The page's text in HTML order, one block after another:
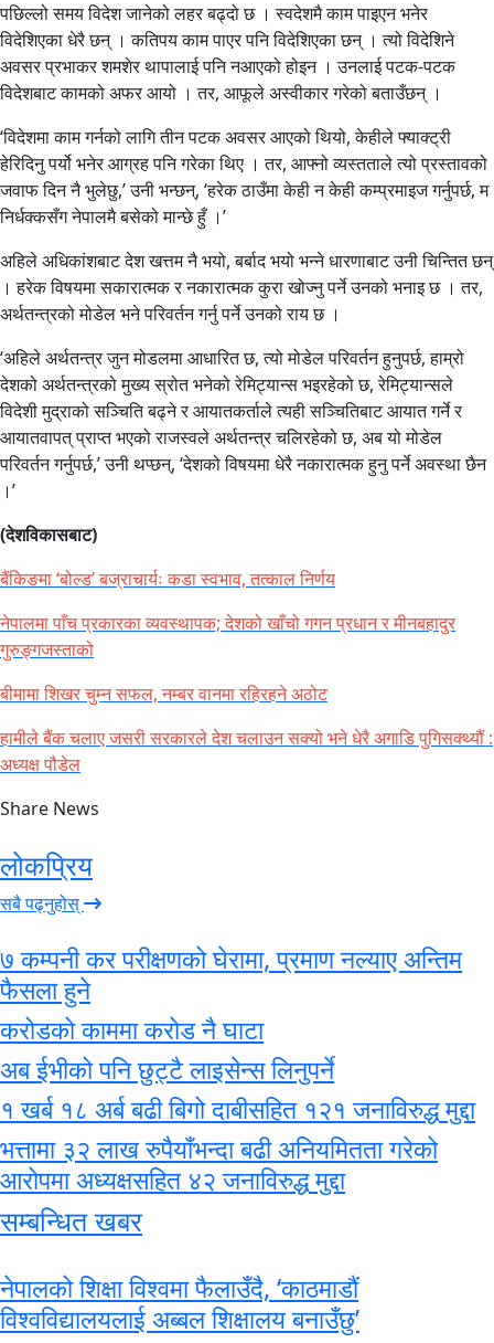
पछिल्लो समय विदेश जानेको लहर बढ्दो छ । स्वदेशमै काम पाइएन भनेर
विदेशिएका धेरै छन् । कतिपय काम पाएर पनि विदेशिएका छन् । त्यो विदेशिने
अवसर प्रभाकर शमशेर थापालाई पनि नआएको होइन । उनलाई पटक-पटक
विदेशबाट कामको अफर आयो । तर, आफूले अस्वीकार गरेको बताउँछन् ।
‘विदेशमा काम गर्नको लागि तीन पटक अवसर आएको थियो, केहीले फ्याक्ट्री
हेरिदिनु पर्यो भनेर आग्रह पनि गरेका थिए । तर, आफ्नो व्यस्तताले त्यो प्रस्तावको
जवाफ दिन नै भुलेछु,’ उनी भन्छन्, ‘हरेक ठाउँमा केही न केही कम्प्रमाइज गर्नुपर्छ, म
निर्धक्कसँग नेपालमै बसेको मान्छे हुँ ।’
अहिले अधिकांशबाट देश खत्तम नै भयो, बर्बाद भयो भन्ने धारणाबाट उनी चिन्तित छन्
। हरेक विषयमा सकारात्मक र नकारात्मक कुरा खोज्नु पर्ने उनको भनाइ छ । तर,
अर्थतन्त्रको मोडेल भने परिवर्तन गर्नु पर्ने उनको राय छ ।
‘अहिले अर्थतन्त्र जुन मोडलमा आधारित छ, त्यो मोडेल परिवर्तन हुनुपर्छ, हाम्रो
देशको अर्थतन्त्रको मुख्य स्रोत भनेको रेमिट्यान्स भइरहेको छ, रेमिट्यान्सले
विदेशी मुद्राको सञ्चिति बढ्ने र आयातकर्ताले त्यही सञ्चितिबाट आयात गर्ने र
आयातवापत् प्राप्त भएको राजस्वले अर्थतन्त्र चलिरहेको छ, अब यो मोडेल
परिवर्तन गर्नुपर्छ,’ उनी थप्छन्, ‘देशको विषयमा धेरै नकारात्मक हुनु पर्ने अवस्था छैन
।’
(देशविकासबाट)
बैंकिङमा ‘बोल्ड’ बज्राचार्यः कडा स्वभाव, तत्काल निर्णय
नेपालमा पाँच प्रकारका व्यवस्थापक; देशको खाँचो गगन प्रधान र मीनबहादुर
गुरुङ्गजस्ताको
बीमामा शिखर चुम्न सफल, नम्बर वानमा रहिरहने अठोट
हामीले बैंक चलाए जसरी सरकारले देश चलाउन सक्यो भने धेरै अगाडि पुगिसक्थ्यौं :
अध्यक्ष पौडेल
Share News
लोकप्रिय
सबै पढ्नुहोस्
७ कम्पनी कर परीक्षणको घेरामा, प्रमाण नल्याए अन्तिम
फैसला हुने
करोडको काममा करोड नै घाटा
अब ईभीको पनि छुट्टै लाइसेन्स लिनुपर्ने
१ खर्ब १८ अर्ब बढी बिगो दाबीसहित १२१ जनाविरुद्ध मुद्दा
भत्तामा ३२ लाख रुपैयाँभन्दा बढी अनियमितता गरेको
आरोपमा अध्यक्षसहित ४२ जनाविरुद्ध मुद्दा
सम्बन्धित खबर
नेपालको शिक्षा विश्वमा फैलाउँदै, ‘काठमाडौं
विश्वविद्यालयलाई अब्बल शिक्षालय बनाउँछु’